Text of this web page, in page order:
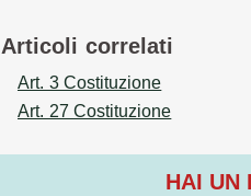
Articoli correlati
Art. 3 Costituzione
Art. 27 Costituzione
HAI UN